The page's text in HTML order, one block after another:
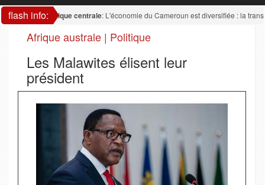
flash info:
Afrique centrale: L'économie du Cameroun est diversifiée : la
Afrique australe | Politique
Les Malawites élisent leur
président